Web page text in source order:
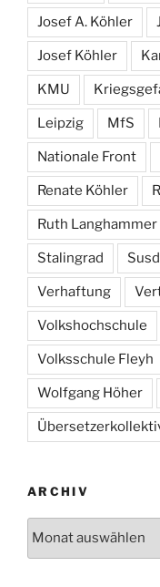
Josef A. Köhler
Josef Köhler
KMU
Leipzig MfS
Nationale Front
Renate Köhler
Ruth Langhammer
Stalingrad
Verhaftung
Volkshochschule
Volksschule Fleyh
Wolfgang Höher
ARCHIV